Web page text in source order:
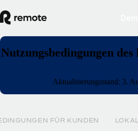
Nutzungsbedingungen
Aktualisierungsstand: 3.
FÜR KUNDEN